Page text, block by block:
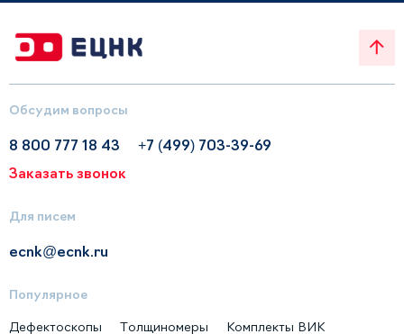
Обсудим вопросы
8 800 777 18 43
+7 (499) 703-39-69
Заказать звонок
Для писем
ecnk@ecnk.ru
Популярное
Дефектоскопы Толщиномеры
Комплекты ВИК